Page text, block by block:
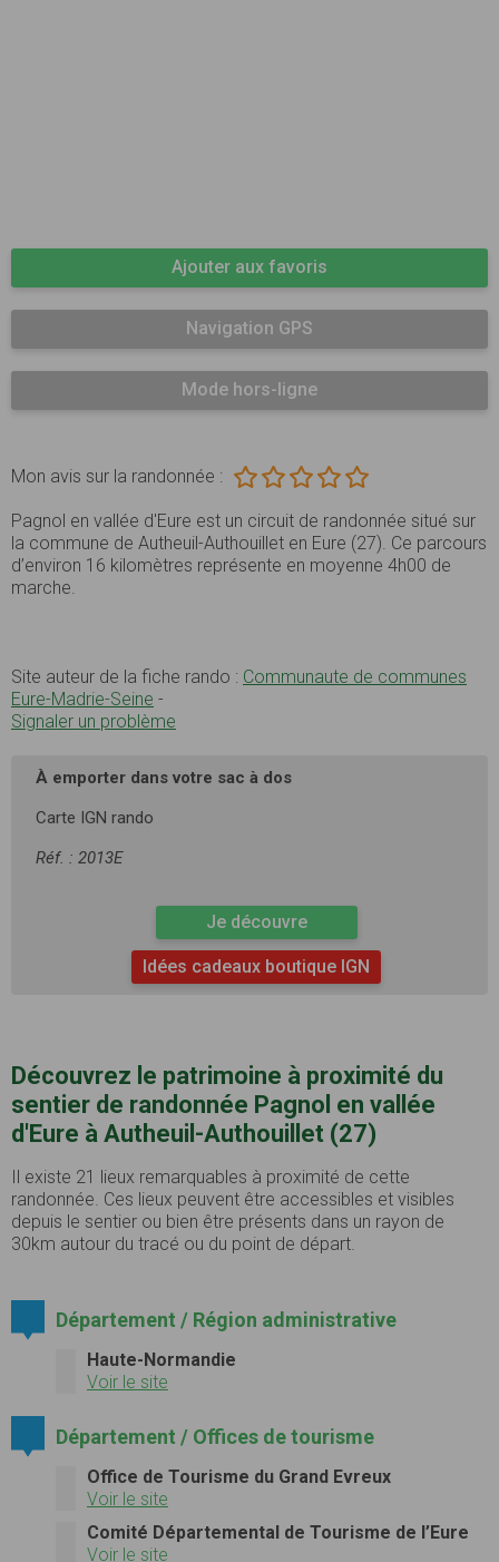
Ajouter aux favoris
Navigation GPS
Mode hors-ligne
Mon avis sur la randonnée :
Pagnol en vallée d'Eure est un circuit de randonnée situé sur
la commune de Autheuil-Authouillet en Eure (27). Ce parcours
d’environ 16 kilomètres représente en moyenne 4h00 de
marche.
Site auteur de la fiche rando : Communaute de communes
Eure-Madrie-Seine -
Signaler un problème
À emporter dans votre sac à dos
Carte IGN rando
Réf. : 2013E
Je découvre
Idées cadeaux boutique IGN
Découvrez le patrimoine à proximité du
sentier de randonnée Pagnol en vallée
d'Eure à Autheuil-Authouillet (27)
Il existe 21 lieux remarquables à proximité de cette
randonnée. Ces lieux peuvent être accessibles et visibles
depuis le sentier ou bien être présents dans un rayon de
30km autour du tracé ou du point de départ.
Département / Région administrative
Haute-Normandie
Voir le site
Département / Offices de tourisme
Office de Tourisme du Grand Evreux
Voir le site
Comité Départemental de Tourisme de l’Eure
Voir le site